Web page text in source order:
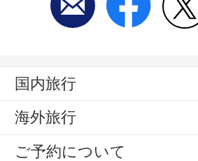
国内旅行
海外旅行
ご予約について